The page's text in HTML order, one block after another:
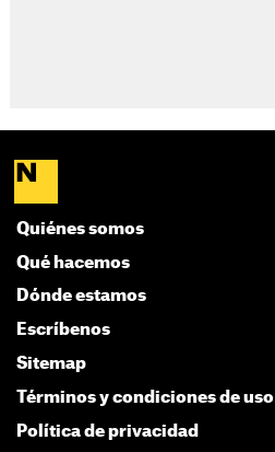
Quiénes somos
Qué hacemos
Dónde estamos
Escríbenos
Sitemap
Términos y condiciones de uso
Política de privacidad